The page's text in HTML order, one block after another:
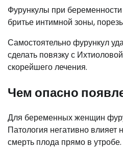
Фурункулы при
бритье интимной зоны,
Самостоятельно фурункул
сделать повязку с
скорейшего лечения.
Чем опасно
Для беременных женщин
Патология негативно
смерть плода прямо в утробе.